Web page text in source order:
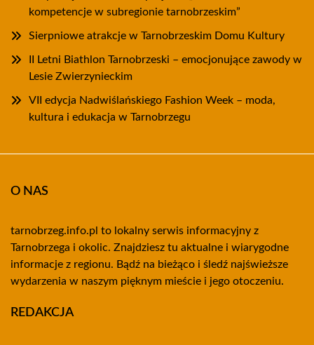
kompetencje w subregionie tarnobrzeskim”
Sierpniowe atrakcje w Tarnobrzeskim Domu Kultury
II Letni Biathlon Tarnobrzeski – emocjonujące zawody w
Lesie Zwierzynieckim
VII edycja Nadwiślańskiego Fashion Week – moda,
kultura i edukacja w Tarnobrzegu
O NAS
tarnobrzeg.info.pl to lokalny serwis informacyjny z
Tarnobrzega i okolic. Znajdziesz tu aktualne i wiarygodne
informacje z regionu. Bądź na bieżąco i śledź najświeższe
wydarzenia w naszym pięknym mieście i jego otoczeniu.
REDAKCJA